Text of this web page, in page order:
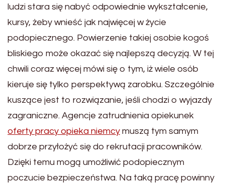
ludzi stara się nabyć odpowiednie wykształcenie,
kursy, żeby wnieść jak najwięcej w życie
podopiecznego. Powierzenie takiej osobie kogoś
bliskiego może okazać się najlepszą decyzją. W tej
chwili coraz więcej mówi się o tym, iż wiele osób
kieruje się tylko perspektywą zarobku. Szczególnie
kuszące jest to rozwiązanie, jeśli chodzi o wyjazdy
zagraniczne. Agencje zatrudnienia opiekunek
oferty pracy opieka niemcy muszą tym samym
dobrze przyłożyć się do rekrutacji pracowników.
Dzięki temu mogą umożliwić podopiecznym
poczucie bezpieczeństwa. Na taką pracę powinny